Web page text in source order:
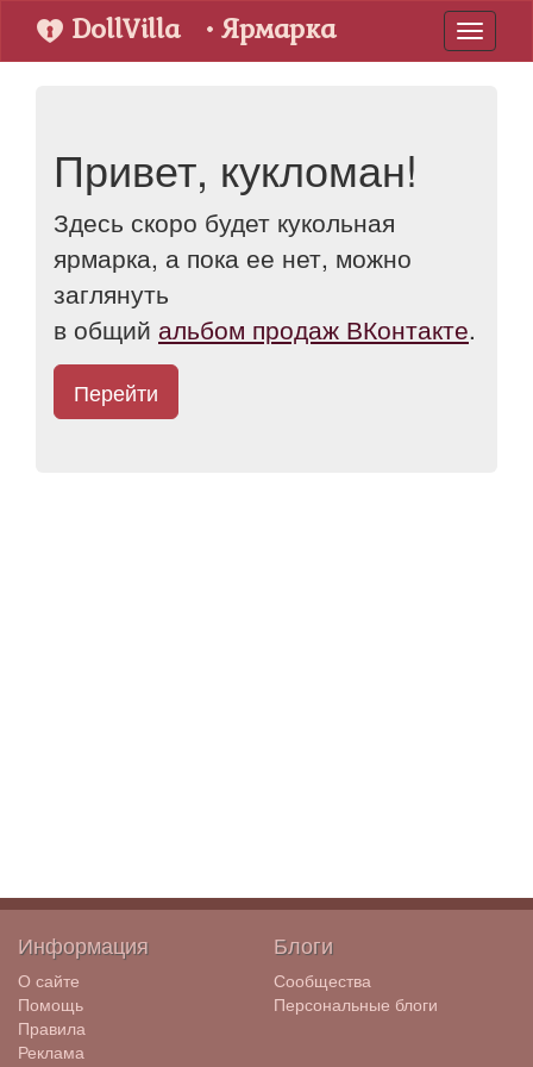
Toggle
DollVilla • Ярмарка
Привет, кукломан!
Здесь скоро будет кукольная
ярмарка, а пока ее нет, можно
заглянуть
в общий альбом продаж ВКонтакте.
Перейти
Информация
О сайте
Помощь
Правила
Реклама
Блоги
Сообщества
Персональные блоги